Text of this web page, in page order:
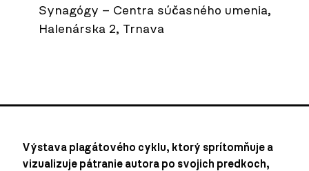
Synagógy – Centra súčasného umenia,
Halenárska 2, Trnava
Výstava plagátového cyklu, ktorý sprítomňuje a
vizualizuje pátranie autora po svojich predkoch,